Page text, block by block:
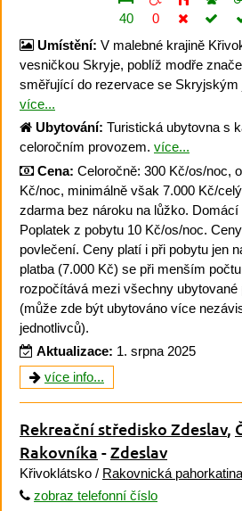
40
0
Umístění: V malebné krajině
vesničkou Skryje, poblíž modře
směřující do rezervace se Skryjským
více...
Ubytování: Turistická ubytovna s
celoročním provozem. více...
Cena: Celoročně: 300 Kč/os/noc,
Kč/noc, minimálně však 7.000 Kč/
zdarma bez nároku na lůžko.
Poplatek z pobytu 10 Kč/os/noc.
povlečení. Ceny platí i při pobytu jen
platba (7.000 Kč) se při menším
rozpočítává mezi všechny ubytované
(může zde být ubytováno více
jednotlivců).
Aktualizace: 1. srpna 2025
více info...
Rekreační středisko Zdeslav,
Rakovníka -Zdeslav
Křivoklátsko / Rakovnická pahorkatina
zobraz telefonní číslo